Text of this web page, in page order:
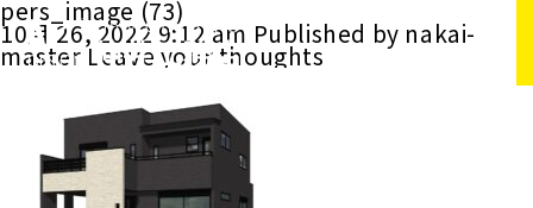
pers_image (73)
10月 26, 2022 9:12 am Published by nakai-
masterLeave your thoughts